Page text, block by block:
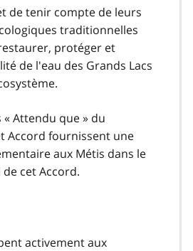
de tenir compte de leurs
traditionnelles
protéger et
de l'eau des Grands Lacs
Attendu que » du
Accord fournissent une
aux Métis dans le
cet Accord.
activement aux